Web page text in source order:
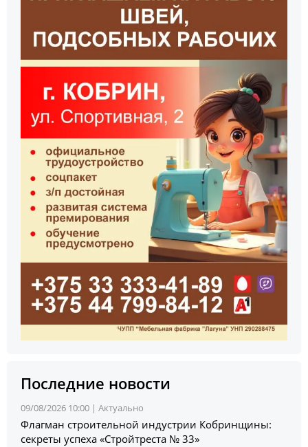
Последние новости
09/08/2026 10:00 | Актуально
Флагман строительной индустрии Кобринщины:
секреты успеха «Стройтреста № 33»